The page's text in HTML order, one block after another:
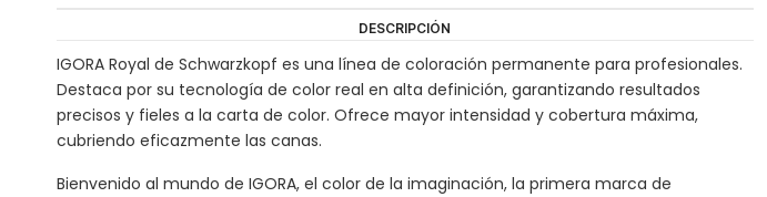
DESCRIPCIÓN
IGORA Royal de Schwarzkopf es una línea de coloración permanente para profesionales.
Destaca por su tecnología de color real en alta definición, garantizando resultados
precisos y fieles a la carta de color. Ofrece mayor intensidad y cobertura máxima,
cubriendo eficazmente las canas.
Bienvenido al mundo de IGORA, el color de la imaginación, la primera marca de